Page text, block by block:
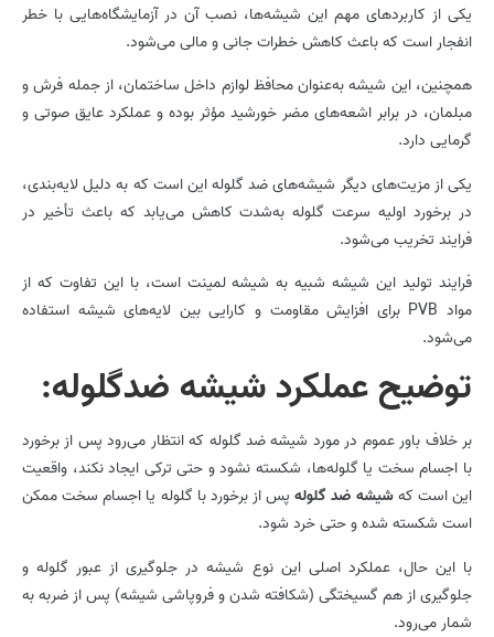
یکی از کاربردهای مهم این شیشه‌ها، نصب آن در آزمایشگاه‌هایی با خطر
انفجار است که باعث کاهش خطرات جانی و مالی می‌شود.
همچنین، این شیشه به‌عنوان محافظ لوازم داخل ساختمان، از جمله فرش و
مبلمان، در برابر اشعه‌های مضر خورشید مؤثر بوده و عملکرد عایق صوتی و
گرمایی دارد.
یکی از مزیت‌های دیگر شیشه‌های ضد گلوله این است که به دلیل لایه‌بندی،
در برخورد اولیه سرعت گلوله به‌شدت کاهش می‌یابد که باعث تأخیر در
فرایند تخریب می‌شود.
فرایند تولید این شیشه شبیه به شیشه لمینت است، با این تفاوت که از
مواد PVB برای افزایش مقاومت و کارایی بین لایه‌های شیشه استفاده
می‌شود.
توضیح عملکرد شیشه­ ضدگلوله:
بر خلاف باور عموم در مورد شیشه­ ضد گلوله که انتظار می‌رود پس از برخورد
با اجسام سخت یا گلوله‌ها، شکسته نشود و حتی ترکی ایجاد نکند، واقعیت
این است کهشیشه ضد گلولهپس از برخورد با گلوله یا اجسام سخت ممکن
است شکسته شده و حتی خرد شود.
با این حال، عملکرد اصلی این نوع شیشه در جلوگیری از عبور گلوله و
جلوگیری از هم گسیختگی (شکافته شدن و فروپاشی شیشه) پس از ضربه به
شمار می‌رود.